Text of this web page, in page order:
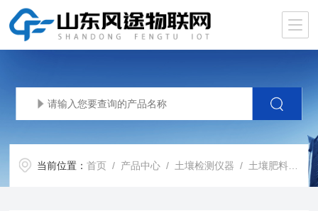
当前位置：首页 / 产品中心 / 土壤检测仪器 / 土壤肥料养分速测仪价格